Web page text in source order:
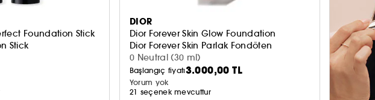
Foundation Stick
Stick
DIOR
Dior Forever Skin Glow Foundation
Dior Forever Skin Parlak Fondöten
0 Neutral (30 ml)
Başlangıç fiyatı3.000,00 TL
Yorum yok
21 seçenek mevcuttur